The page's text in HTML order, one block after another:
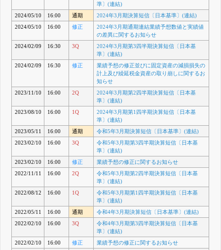
準〕(連結)
2024/05/10
16:00 通期
2024年3月期決算短信〔日本基準〕(連結)
2024/05/10
16:00 修正
2024年3月期通期連結業績予想数値と実績値
の差異に関するお知らせ
2024/02/09
16:30 3Q
2024年3月期第3四半期決算短信〔日本基
準〕(連結)
2024/02/09
16:30 修正
業績予想の修正並びに固定資産の減損損失の
計上及び繰延税金資産の取り崩しに関するお
知らせ
2023/11/10
16:00 2Q
2024年3月期第2四半期決算短信〔日本基
準〕(連結)
2023/08/10
16:00 1Q
2024年3月期第1四半期決算短信〔日本基
準〕(連結)
2023/05/11
16:00 通期
令和5年3月期決算短信〔日本基準〕(連結)
2023/02/10
16:00 3Q
令和5年3月期第3四半期決算短信〔日本基
準〕(連結)
2023/02/10
16:00 修正
業績予想の修正に関するお知らせ
2022/11/11
16:00 2Q
令和5年3月期第2四半期決算短信〔日本基
準〕(連結)
2022/08/12
16:00 1Q
令和5年3月期第1四半期決算短信〔日本基
準〕(連結)
2022/05/11
16:00 通期
令和4年3月期決算短信〔日本基準〕(連結)
2022/02/10
16:00 3Q
令和4年3月期第3四半期決算短信〔日本基
準〕(連結)
2022/02/10
16:00 修正
業績予想の修正に関するお知らせ